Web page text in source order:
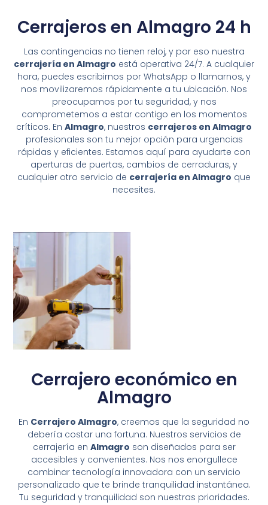
Cerrajeros en Almagro 24 h
Las contingencias no tienen reloj, y por eso nuestra
cerrajería en Almagro está operativa 24/7. A cualquier
hora, puedes escribirnos por WhatsApp o llamarnos, y
nos movilizaremos rápidamente a tu ubicación. Nos
preocupamos por tu seguridad, y nos
comprometemos a estar contigo en los momentos
críticos. En Almagro, nuestros cerrajeros en Almagro
profesionales son tu mejor opción para urgencias
rápidas y eficientes. Estamos aquí para ayudarte con
aperturas de puertas, cambios de cerraduras, y
cualquier otro servicio de cerrajería en Almagro que
necesites.
Cerrajero económico en
Almagro
En Cerrajero Almagro, creemos que la seguridad no
debería costar una fortuna. Nuestros servicios de
cerrajería en Almagro son diseñados para ser
accesibles y convenientes. Nos nos enorgullece
combinar tecnología innovadora con un servicio
personalizado que te brinde tranquilidad instantánea.
Tu seguridad y tranquilidad son nuestras prioridades.